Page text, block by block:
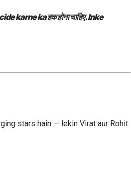
karne ka हक होना चाहिए. Inke
stars hain — lekin Virat aur Rohit